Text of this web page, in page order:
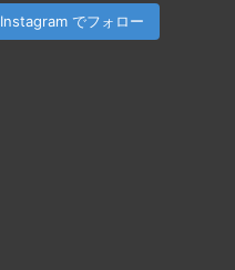
Instagram でフォロー